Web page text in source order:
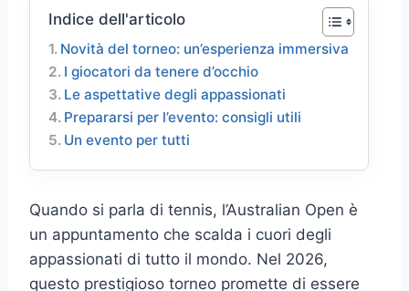
Indice dell'articolo
Novità del torneo: un’esperienza immersiva
I giocatori da tenere d’occhio
Le aspettative degli appassionati
Prepararsi per l’evento: consigli utili
Un evento per tutti
Quando si parla di tennis, l’Australian Open è
un appuntamento che scalda i cuori degli
appassionati di tutto il mondo. Nel 2026,
questo prestigioso torneo promette di essere